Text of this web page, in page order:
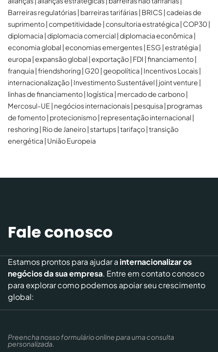
Barreiras regulatórias barreiras tarifárias BRICS cadeias de
suprimento competitividade consultoria estratégica COP30
diplomacia diplomacia comercial diplomacia econômica
economia global economias emergentes ESG estratégia
europa expansão global exportação FDI financiamento
franquia friendshoring G20 geopolítica Incentivos Locais
internacionalização Investimento Sustentável joint venture
linhas de financiamento logística mercado de carbono
Mercosul-UE negócios internacionais pesquisa programas
de fomento protecionismo representação internacional
reshoring Rio de Janeiro startups tarifaço transição
energética União Europeia
Fale conosco
Estamos prontos para ajudar a internacionalizar os
negócios da sua empresa. Entre em contato conosco
para explorar como podemos apoiar seu crescimento
global:
Preencha nosso formulário online para uma consulta
personalizada.